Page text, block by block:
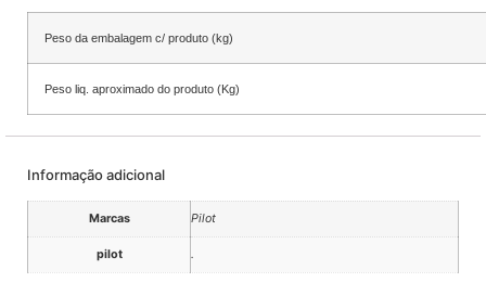
Peso da embalagem c/ produto (kg)
Peso liq. aproximado do produto (Kg)
Informação adicional
Marcas Pilot
pilot .